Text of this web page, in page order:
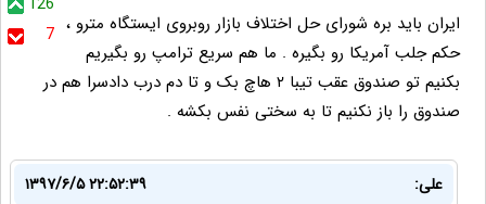
7 ایران باید بره شورای حل اختلاف بازار روبروی ایستگاه مترو ،
حکم جلب آمریکا رو بگیره . ما هم سریع ترامپ رو بگیریم
بکنیم تو صندوق عقب تیبا ۲ هاچ بک و تا دم درب دادسرا هم در
صندوق را باز نکنیم تا به سختی نفس بکشه .
علی:
۱۳۹۷/۶/۵ ۲۲:۵۲:۳۹